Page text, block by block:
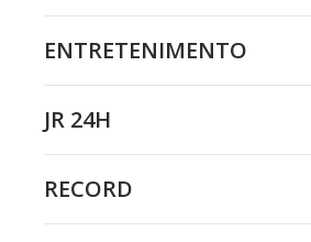
ENTRETENIMENTO
JR 24H
RECORD